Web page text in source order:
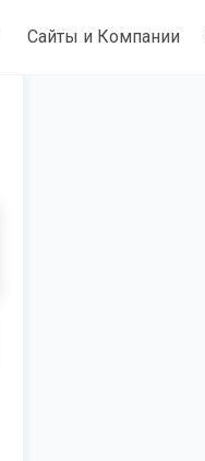
Сайты и Компании